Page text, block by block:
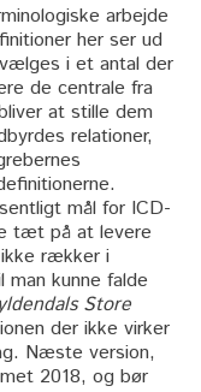
arbejde
her ser ud
i et antal der
de centrale fra
at stille dem
relationer,
mål for ICD-
tæt på at levere
rækker i
kunne falde
Store
der ikke virker
Næste version,
2018, og bør